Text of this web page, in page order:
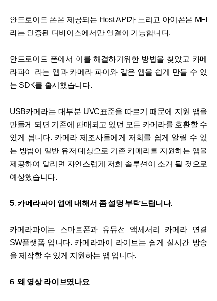
안드로이드 폰은 제공되는 Host API가 느리고 아이폰은 MFI
라는 인증된 디바이스에서만 연결이 가능합니다.
안드로이드 폰에서 이를 해결하기위한 방법을 찾았고 카메
라파이 라는 앱과 카메라 파이와 같은 앱을 쉽게 만들 수 있
는 SDK를 출시했습니다.
USB카메라는 대부분 UVC표준을 따르기 때문에 지원 앱을
만들게 되면 기존에 판매되고 있던 모든 카메라를 호환할 수
있게 됩니다. 카메라 제조사들에게 저희를 쉽게 알릴 수 있
는 방법이 일반 유저 대상으로 기존 카메라를 지원하는 앱을
제공하여 알리면 자연스럽게 저희 솔루션이 소개 될 것으로
예상했습니다.
5. 카메라파이 앱에 대해서 좀 설명 부탁드립니다.
카메라파이는 스마트폰과 유뮤선 액세서리 카메라 연결
SW플랫폼 입니다. 카메라파이 라이브는 쉽게 실시간 방송
을 제작할 수 있게 지원하는 앱 입니다.
6. 왜 영상 라이브였나요